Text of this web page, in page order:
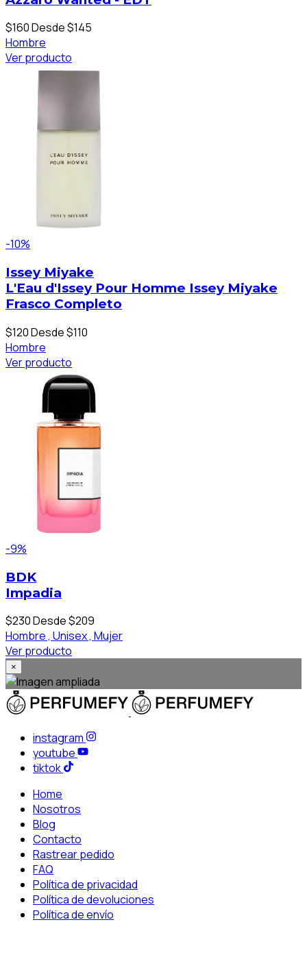
$160Desde $145
Hombre
Ver producto
-10%
Issey Miyake
L'Eau d'Issey Pour Homme Issey Miyake
Frasco Completo
$120Desde $110
Hombre
Ver producto
-9%
BDK
Impadia
$230Desde $209
Hombre , Unisex , Mujer
Ver producto
×
instagram
youtube
tiktok
Home
Nosotros
Blog
Contacto
Rastrear pedido
FAQ
Política de privacidad
Política de devoluciones
Política de envío